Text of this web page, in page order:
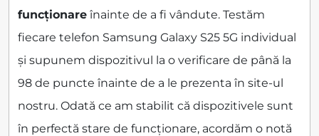
funcționare înainte de a fi vândute. Testăm
fiecare telefon Samsung Galaxy S25 5G individual
și supunem dispozitivul la o verificare de până la
98 de puncte înainte de a le prezenta în site-ul
nostru. Odată ce am stabilit că dispozitivele sunt
în perfectă stare de funcționare, acordăm o notă